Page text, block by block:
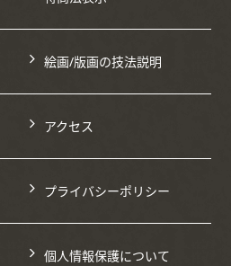
絵画/版画の技法説明
アクセス
プライバシーポリシー
個人情報保護について